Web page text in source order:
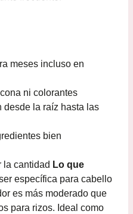
meses incluso en
ni colorantes
desde la raíz hasta las
bien
la cantidad Lo que
específica para cabello
es más moderado que
para rizos. Ideal como